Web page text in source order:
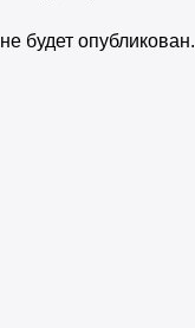
будет опубликован.